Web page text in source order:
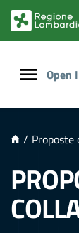
Open
/ Proposte